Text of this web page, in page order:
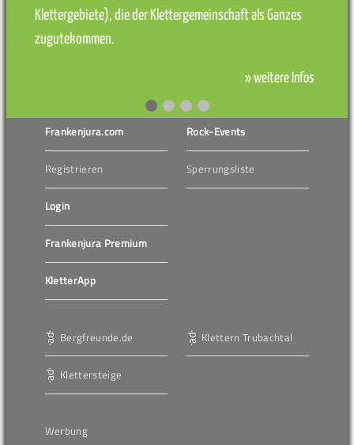
Klettergebiete), die der Klettergemeinschaft als Ganzes
zugutekommen.
» weitere Infos
Frankenjura.com
Registrieren
Login
Frankenjura Premium
KletterApp
Rock-Events
Sperrungsliste
Bergfreunde.de
Klettersteige
Klettern Trubachtal
Werbung